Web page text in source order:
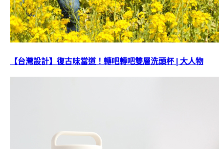
【台灣設計】復古味當道！轉吧轉吧雙層洗頭杯 | 大人物